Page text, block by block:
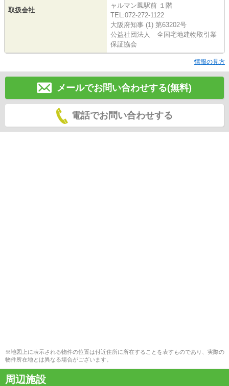
取扱会社
ャルマン鳳駅前 １階
TEL:072-272-1122
大阪府知事 (1) 第63202号
公益社団法人 全国宅地建物取引業
保証協会
情報の見方
メールでお問い合わせする(無料)
電話でお問い合わせする
※地図上に表示される物件の位置は付近住所に所在することを表すものであり、実際の
物件所在地とは異なる場合がございます。
周辺施設